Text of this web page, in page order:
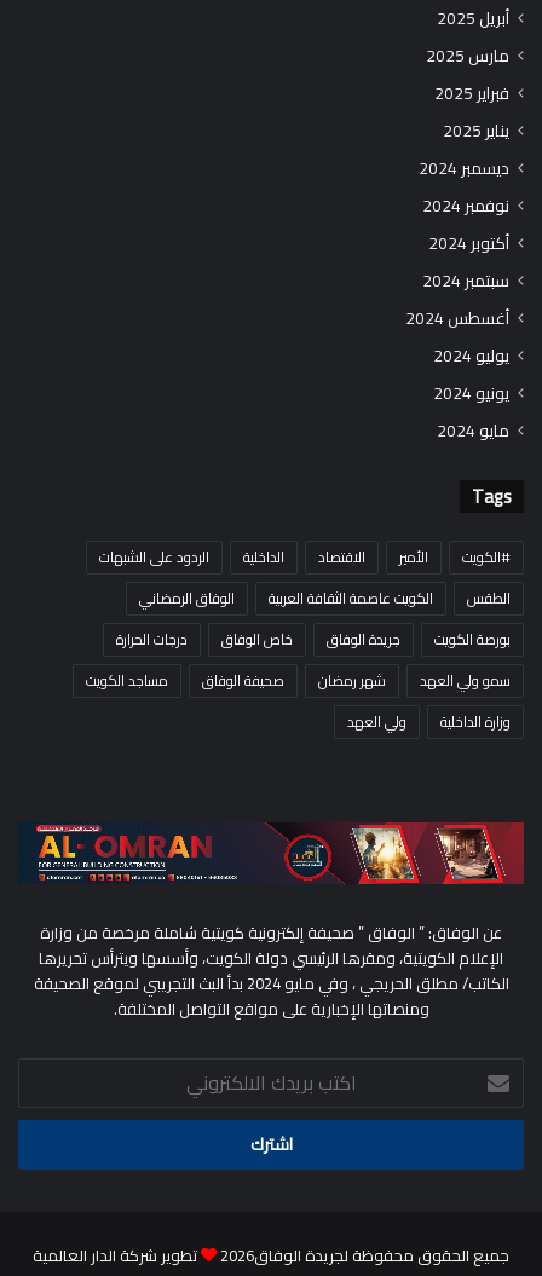
أبريل 2025
مارس 2025
فبراير 2025
يناير 2025
ديسمبر 2024
نوفمبر 2024
أكتوبر 2024
سبتمبر 2024
أغسطس 2024
يوليو 2024
يونيو 2024
مايو 2024
Tags
#الكويت الأمير الاقتصاد الداخلية
الردود على الشبهات
الطقس
الكويت عاصمة الثقافة العربية
الوفاق الرمضاني
بورصة الكويت
جريدة الوفاق خاص الوفاق
درجات الحرارة
سمو ولي العهد
شهر رمضان صحيفة الوفاق
مساجد الكويت
وزارة الداخلية
ولي العهد
عن الوفاق: ” الوفاق ” صحيفة إلكترونية كويتية شاملة مرخصة من وزارة
الإعلام الكويتية، ومقرها الرئيسي دولة الكويت، وأسسها ويترأس تحريرها
الكاتب/ مطلق الحريجي ، وفي مايو 2024 بدأ البث التجريبي لموقع الصحيفة
ومنصاتها الإخبارية على مواقع التواصل المختلفة.
اكتب
بريدك
الالكتروني
جميع الحقوق محفوظة لجريدة الوفاق2026 تطوير شركة الدار العالمية